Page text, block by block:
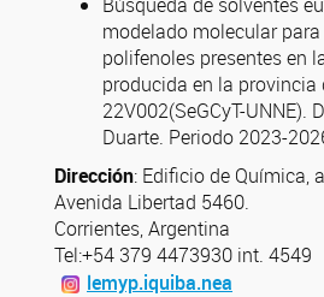
modelado molecular
polifenoles presentes en
producida en la provincia
22V002(SeGCyT-UNNE).
Duarte. Periodo 2023-
Dirección: Edificio de Química,
Avenida Libertad 5460.
Corrientes, Argentina
Tel:+54 379 4473930 int. 4549
lemyp.iquiba.nea